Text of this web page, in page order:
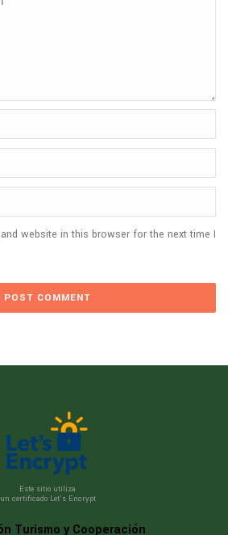
website in this browser for the next time I
Este sitio utiliza
un certificado Let’s Encrypt
Turismo y Cooperación